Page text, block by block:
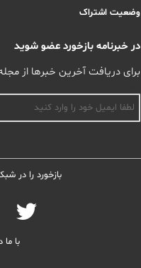
وضعیت اشتراک
در خبرنامه بازخورد عضو شوید
برای دریافت آخرین خبرها از
بازخورد را در
با